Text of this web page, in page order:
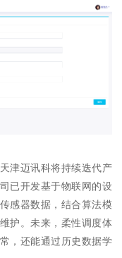
津迈讯科将持续迭代产
已开发基于物联网的设
感器数据，结合算法模
护。未来，柔性调度体
，还能通过历史数据学